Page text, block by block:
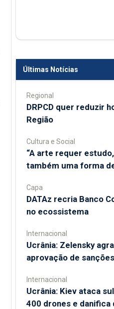
Últimas Notícias
Regional
DRPCD quer reduzir
Região
Cultura e Social
“A arte requer
também uma forma
Capa
DATAz recria Banco
no ecossistema
Internacional
Ucrânia: Zelensky
aprovação de
Internacional
Ucrânia: Kiev ataca
400 drones e danifica